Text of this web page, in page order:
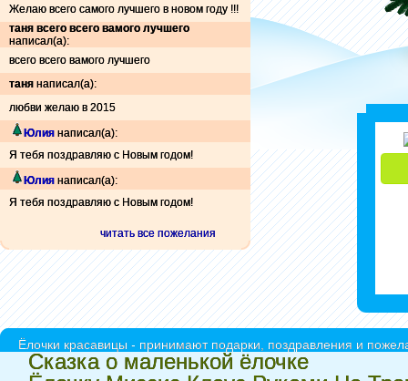
Желаю всего самого лучшего в новом году !!!
таня всего всего вамого лучшего
написал(а):
всего всего вамого лучшего
таня написал(а):
любви желаю в 2015
Юлия написал(а):
Я тебя поздравляю с Новым годом!
Юлия написал(а):
Я тебя поздравляю с Новым годом!
читать все пожелания
Ёлочки красавицы - принимают подарки, поздравления и
Сказка о маленькой ёлочке